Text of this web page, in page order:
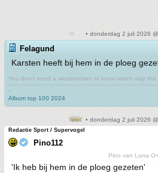
• donderdag 2 juli 2026
Felagund
Karsten heeft bij hem in de ploeg
You don't need a weatherman to know which way the
--
Album top 100 2024
• donderdag 2 juli 2026
Redactie Sport / Supervogel
Pino112
Pino van Luna O+
'Ik heb bij hem in de ploeg gezeten'